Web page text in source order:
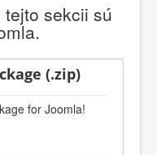
sekcii sú
(.zip)
for Joomla!